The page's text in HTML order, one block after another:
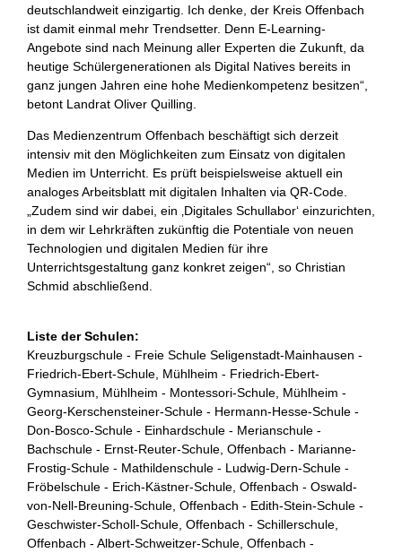
deutschlandweit einzigartig. Ich denke, der Kreis Offenbach
ist damit einmal mehr Trendsetter. Denn E-Learning-
Angebote sind nach Meinung aller Experten die Zukunft, da
heutige Schülergenerationen als Digital Natives bereits in
ganz jungen Jahren eine hohe Medienkompetenz besitzen“,
betont Landrat Oliver Quilling.
Das Medienzentrum Offenbach beschäftigt sich derzeit
intensiv mit den Möglichkeiten zum Einsatz von digitalen
Medien im Unterricht. Es prüft beispielsweise aktuell ein
analoges Arbeitsblatt mit digitalen Inhalten via QR-Code.
„Zudem sind wir dabei, ein ‚Digitales Schullabor‘ einzurichten,
in dem wir Lehrkräften zukünftig die Potentiale von neuen
Technologien und digitalen Medien für ihre
Unterrichtsgestaltung ganz konkret zeigen“, so Christian
Schmid abschließend.
Liste der Schulen:
Kreuzburgschule - Freie Schule Seligenstadt-Mainhausen -
Friedrich-Ebert-Schule, Mühlheim - Friedrich-Ebert-
Gymnasium, Mühlheim - Montessori-Schule, Mühlheim -
Georg-Kerschensteiner-Schule - Hermann-Hesse-Schule -
Don-Bosco-Schule - Einhardschule - Merianschule -
Bachschule - Ernst-Reuter-Schule, Offenbach - Marianne-
Frostig-Schule - Mathildenschule - Ludwig-Dern-Schule -
Fröbelschule - Erich-Kästner-Schule, Offenbach - Oswald-
von-Nell-Breuning-Schule, Offenbach - Edith-Stein-Schule -
Geschwister-Scholl-Schule, Offenbach - Schillerschule,
Offenbach - Albert-Schweitzer-Schule, Offenbach -